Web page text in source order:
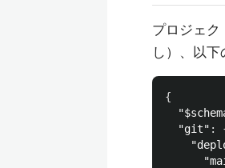
プロジェク
し）、以下
{
"git" :